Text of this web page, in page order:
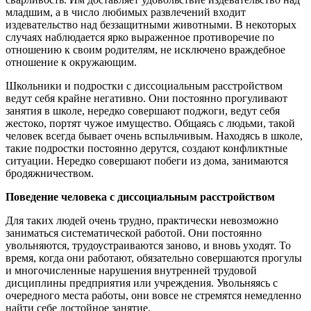
младшим, а в число любимых развлечений входит
издевательство над беззащитными животными. В некоторых
случаях наблюдается ярко выраженное противоречие по
отношению к своим родителям, не исключено враждебное
отношение к окружающим.
Школьники и подростки с диссоциальным расстройством
ведут себя крайне негативно. Они постоянно прогуливают
занятия в школе, нередко совершают поджоги, ведут себя
жестоко, портят чужое имущество. Общаясь с людьми, такой
человек всегда бывает очень вспыльчивым. Находясь в школе,
такие подростки постоянно дерутся, создают конфликтные
ситуации. Нередко совершают побеги из дома, занимаются
бродяжничеством.
Поведение человека с диссоциальным расстройством
Для таких людей очень трудно, практически невозможно
заниматься систематической работой. Они постоянно
увольняются, трудоустраиваются заново, и вновь уходят. То
время, когда они работают, обязательно совершаются прогулы
и многочисленные нарушения внутренней трудовой
дисциплины предприятия или учреждения. Увольняясь с
очередного места работы, они вовсе не стремятся немедленно
найти себе достойное занятие.